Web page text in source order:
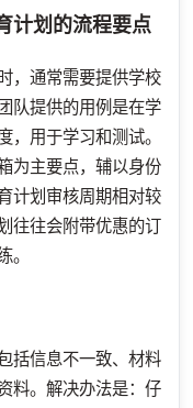
计划的流程要点
，通常需要提供学校
队提供的用例是在学
，用于学习和测试。
为主要点，辅以身份
计划审核周期相对较
往往会附带优惠的订
。
括信息不一致、材料
料。解决办法是：仔